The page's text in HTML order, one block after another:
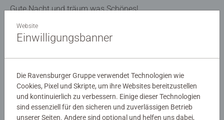
Gute Nacht und träum was Schönes!
Details
EAN:
9783473462773
ISBN:
978-3-473-46277-3
Warnhinweise und Herstellerinformation
Website
Einwilligungsbanner
Die Ravensburger Gruppe verwendet Technologien wie
Cookies, Pixel und Skripte, um ihre Websites bereitzustellen
und kontinuierlich zu verbessern. Einige dieser Technologien
sind essenziell für den sicheren und zuverlässigen Betrieb
unserer Seiten. Andere sind optional und helfen uns dabei,